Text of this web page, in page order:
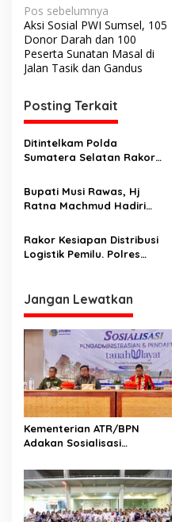
N
a
v
i
g
a
s
p
o
s
Pos sebelumnya
Aksi Sosial PWI Sumsel, 105
Donor Darah dan 100
Peserta Sunatan Masal di
Jalan Tasik dan Gandus
Posting Terkait
Ditintelkam Polda
Sumatera Selatan Rakor
Dengan Kasat Intelkam
Dari Tiga Polres
Bupati Musi Rawas, Hj
Ratna Machmud Hadiri
Seluruh Indonesia Dengan
Presiden RI di IKN
Rakor Kesiapan Distribusi
Logistik Pemilu. Polres
Pemilu
Jangan Lewatkan
Kementerian ATR/BPN
Adakan Sosialisasi
Ulayat untuk Perkuat
Kepastian Hukum bagi
Masyarakat Hukum Adat di
Tana Toraja